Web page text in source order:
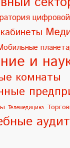
и
комнаты
Телемедицина